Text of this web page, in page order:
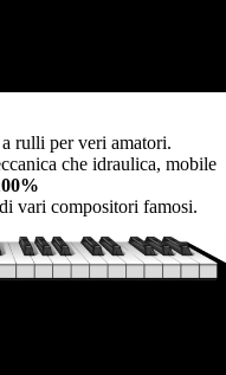
rulli per veri amatori.
che idraulica, mobile
vari compositori famosi.